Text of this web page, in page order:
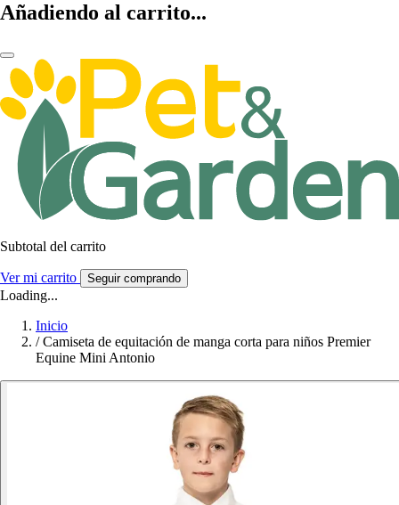
Añadiendo al carrito...
Subtotal del carrito
Ver mi carrito Seguir comprando
Loading...
Inicio
/ Camiseta de equitación de manga corta para niños Premier
Equine Mini Antonio